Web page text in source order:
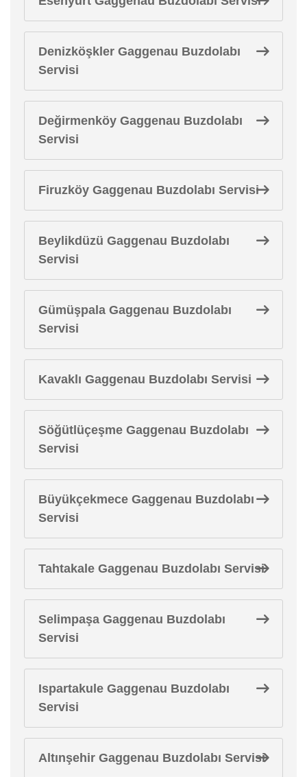
Denizköşkler Gaggenau Buzdolabı
Servisi
Değirmenköy Gaggenau Buzdolabı
Servisi
Firuzköy Gaggenau Buzdolabı Servisi
Beylikdüzü Gaggenau Buzdolabı
Servisi
Gümüşpala Gaggenau Buzdolabı
Servisi
Kavaklı Gaggenau Buzdolabı Servisi
Söğütlüçeşme Gaggenau Buzdolabı
Servisi
Büyükçekmece Gaggenau Buzdolabı
Servisi
Tahtakale Gaggenau Buzdolabı Servisi
Selimpaşa Gaggenau Buzdolabı
Servisi
Ispartakule Gaggenau Buzdolabı
Servisi
Altınşehir Gaggenau Buzdolabı Servisi